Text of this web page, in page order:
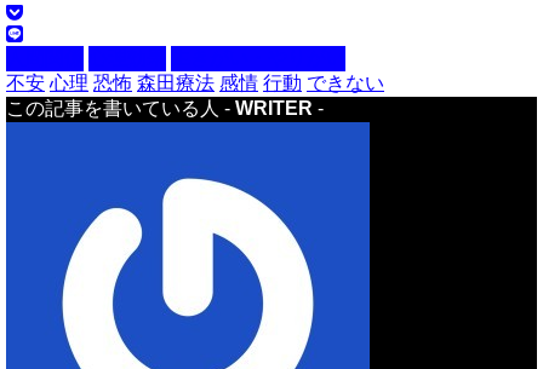
不安 心理 恐怖 森田療法 感情 行動 できない
この記事を書いている人 - WRITER -